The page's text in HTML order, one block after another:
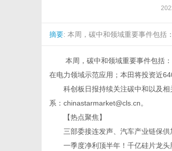
摘要: 本周，碳中和领域重要事件包括
本周，碳中和领域重要事件包括：
在电力领域示范应用；本田将投资近
科创板日报持续关注碳中和以及相
系：chinastarmarket@cls.cn。
【热点聚焦】
三部委接连发声、汽车产业链保供
一季度净利顶半年！千亿硅片龙头